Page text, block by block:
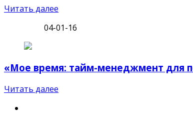
Читать далее
04-01-16
«Мое время: тайм-менеджмент для
Читать далее